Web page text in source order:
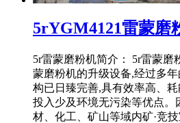
5rYGM4121雷蒙磨
5r雷蒙磨粉机简介： 5r雷蒙磨
蒙磨粉机的升级设备,经过多
构已日臻完善,具有效率高、
投入少及环境无污染等优点。
材、化工、矿山等域内矿·竞